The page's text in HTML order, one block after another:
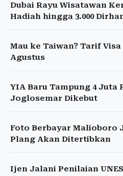
Dubai Rayu Wisatawan
Hadiah hingga 3.000
Mau ke Taiwan? Tarif
Agustus
YIA Baru Tampung 4
Joglosemar Dikebut
Foto Berbayar Malioboro
Plang Akan Ditertibkan
Ijen Jalani Penilaian